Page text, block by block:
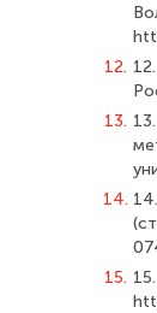
12.
13.
14.
15.